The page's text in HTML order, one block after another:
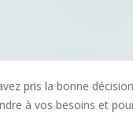
pris la bonne
à vos besoins et